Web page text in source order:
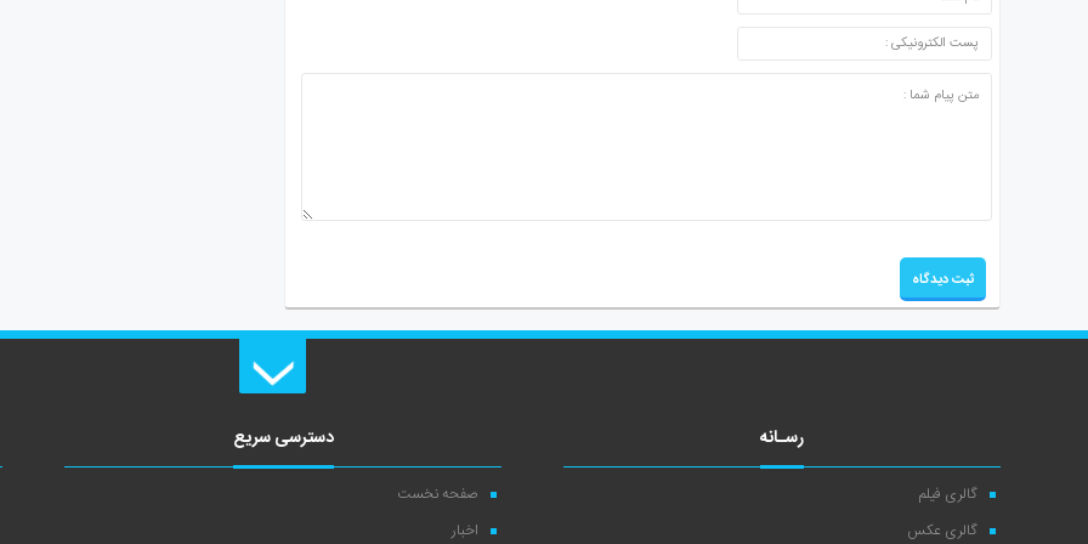
رسـانه
گالری فیلم
گالری عکس
دسترسی سریع
صفحه نخست
اخبار